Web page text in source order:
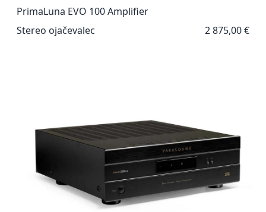
PrimaLuna EVO 100 Amplifier
Stereo ojačevalec
2 875,00 €